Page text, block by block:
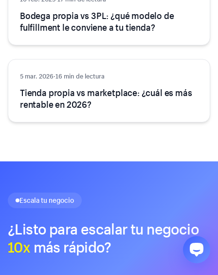
Bodega propia vs 3PL: ¿qué modelo de
fulfillment le conviene a tu tienda?
Ecommerce
5 mar. 2026·16 min de lectura
Tienda propia vs marketplace: ¿cuál es más
rentable en 2026?
Escala tu negocio
¿Listo para escalar tu negocio
10x más rápido?